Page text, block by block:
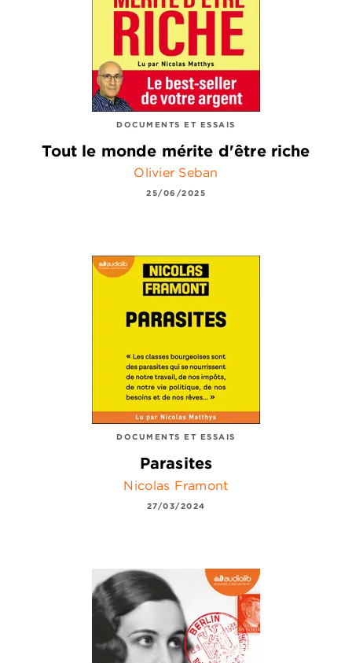
DOCUMENTS ET ESSAIS
Tout le monde mérite d'être riche
Olivier Seban
25/06/2025
DOCUMENTS ET ESSAIS
Parasites
Nicolas Framont
27/03/2024